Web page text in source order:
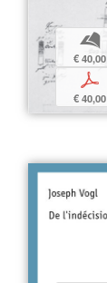
b
€ 40,00
p
€ 40,00